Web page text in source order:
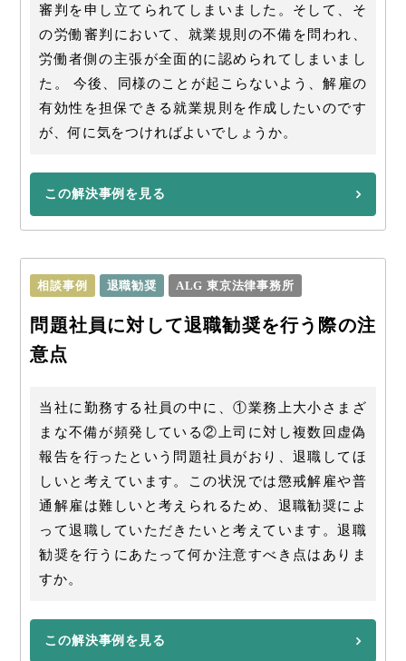
審判を申し立てられてしまいました。そして、そ
の労働審判において、就業規則の不備を問われ、
労働者側の主張が全面的に認められてしまいまし
た。 今後、同様のことが起こらないよう、解雇の
有効性を担保できる就業規則を作成したいのです
が、何に気をつければよいでしょうか。
この解決事例を見る
相談事例 退職勧奨 ALG 東京法律事務所
問題社員に対して退職勧奨を行う際の注
意点
当社に勤務する社員の中に、①業務上大小さまざ
まな不備が頻発している②上司に対し複数回虚偽
報告を行ったという問題社員がおり、退職してほ
しいと考えています。この状況では懲戒解雇や普
通解雇は難しいと考えられるため、退職勧奨によ
って退職していただきたいと考えています。退職
勧奨を行うにあたって何か注意すべき点はありま
すか。
この解決事例を見る